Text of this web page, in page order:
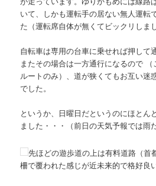
いて、しかも運転手の居ない無人運転
た（運転席自体が無くてビックリしま
自転車は専用の台車に乗せれば押して
またその場合は一方通行になるので
ルートのみ）、道が狭くてもお互い迷
でした。
というか、日曜日だというのにほとん
ました・・・（前日の天気予報では雨
先ほどの遊歩道の上は有料道路（首
柵で覆われた感じが近未来的で格好良